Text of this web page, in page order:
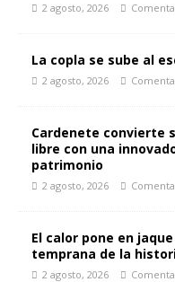
2 agosto, 2026
La copla se sube al
2 agosto, 2026
Cardenete convierte
libre con una
patrimonio
2 agosto, 2026
El calor pone en
temprana de la
2 agosto, 2026